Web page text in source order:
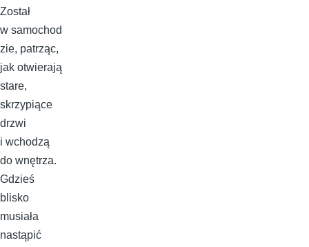
Został
w samochod
zie, patrząc,
jak otwierają
stare,
skrzypiące
drzwi
i wchodzą
do wnętrza.
Gdzieś
blisko
musiała
nastąpić